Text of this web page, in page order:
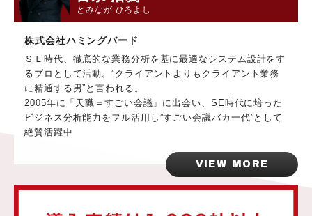
とみなが ひろよし
株式会社ハミングバード
ＳＥ時代、徹底的な業務分析を基に最適なシステム設計をす
るプロとして活動。”クライアントよりもクライアント業務
に精通する男”と言われる。
2005年に「天職＝すごい会議」に出会い、SE時代に培った
ビジネス分析能力をフル活用し”すごい会議バカ一代”として
絶賛活躍中
VIEW MORE